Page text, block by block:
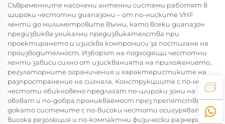
Съвременните насочени антенни системи работят в
широки честотни диапазони – от по-ниските VHF
ленти до милиметровите вълни, като всеки диапазон
предизвиква уникални предизвикателства при
проектирането и изисква компромиси за постигане на
производителност. Изборът на подходящи честотни
ленти зависи силно от изискванията на приложението,
регулаторните ограничения и характеристиките на
разпространение на сигнала. Конструкциите с по-ниски
честоти обикновено предлагат по-широки зони на
обхват и по-добра проникваемост през препятствия,
докато системите с по-високи честоти осигуряват по-
висока резолюция и по-компактни физически размери.